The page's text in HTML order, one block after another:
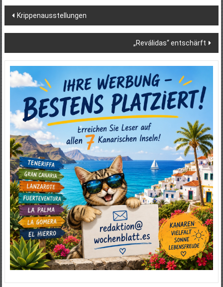
Beitragsnavigation
Krippenausstellungen
„Reválidas“ entschärft